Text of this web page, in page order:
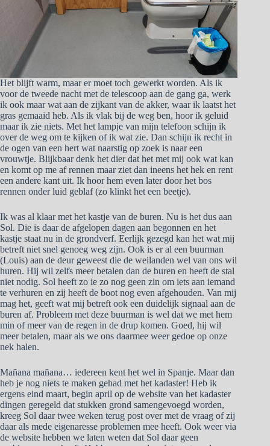
Het blijft warm, maar er moet toch gewerkt worden. Als ik
voor de tweede nacht met de telescoop aan de gang ga, werk
ik ook maar wat aan de zijkant van de akker, waar ik laatst het
gras gemaaid heb. Als ik vlak bij de weg ben, hoor ik geluid
maar ik zie niets. Met het lampje van mijn telefoon schijn ik
over de weg om te kijken of ik wat zie. Dan schijn ik recht in
de ogen van een hert wat naarstig op zoek is naar een
vrouwtje. Blijkbaar denk het dier dat het met mij ook wat kan
en komt op me af rennen maar ziet dan ineens het hek en rent
een andere kant uit. Ik hoor hem even later door het bos
rennen onder luid geblaf (zo klinkt het een beetje).
Ik was al klaar met het kastje van de buren. Nu is het dus aan
Sol. Die is daar de afgelopen dagen aan begonnen en het
kastje staat nu in de grondverf. Eerlijk gezegd kan het wat mij
betreft niet snel genoeg weg zijn. Ook is er al een buurman
(Louis) aan de deur geweest die de weilanden wel van ons wil
huren. Hij wil zelfs meer betalen dan de buren en heeft de stal
niet nodig. Sol heeft zo ie zo nog geen zin om iets aan iemand
te verhuren en zij heeft de boot nog even afgehouden. Van mij
mag het, geeft wat mij betreft ook een duidelijk signaal aan de
buren af. Probleem met deze buurman is wel dat we met hem
min of meer van de regen in de drup komen. Goed, hij wil
meer betalen, maar als we ons daarmee weer gedoe op onze
nek halen.
Mañana mañana… iedereen kent het wel in Spanje. Maar dan
heb je nog niets te maken gehad met het kadaster! Heb ik
ergens eind maart, begin april op de website van het kadaster
dingen geregeld dat stukken grond samengevoegd worden,
kreeg Sol daar twee weken terug post over met de vraag of zij
daar als mede eigenaresse problemen mee heeft. Ook weer via
de website hebben we laten weten dat Sol daar geen